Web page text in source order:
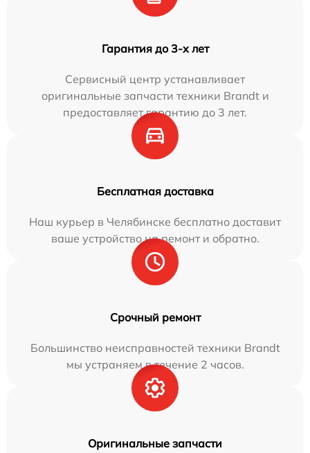
Гарантия до 3-х лет
Сервисный центр устанавливает
оригинальные запчасти техники Brandt и
предоставляет гарантию до 3 лет.
Бесплатная доставка
Наш курьер в Челябинске бесплатно доставит
ваше устройство на ремонт и обратно.
Срочный ремонт
Большинство неисправностей техники Brandt
мы устраняем в течение 2 часов.
Оригинальные запчасти